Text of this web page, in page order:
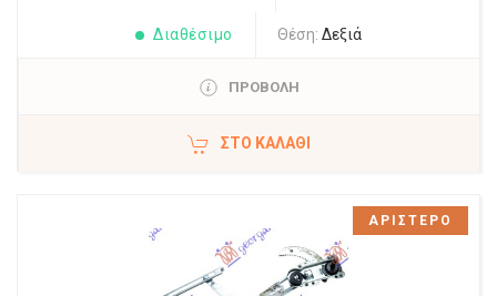
Διαθέσιμο Θέση: Δεξιά
ΠΡΟΒΟΛΗ
ΣΤΟ ΚΑΛΆΘΙ
ΑΡΙΣΤΕΡΟ